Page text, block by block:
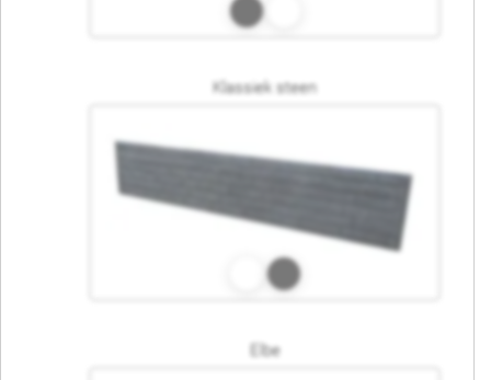
Klassiek steen
Elbe